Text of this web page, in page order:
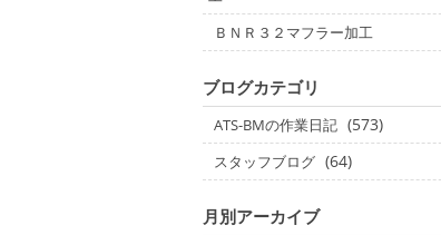
ＢＮＲ３２マフラー加工
ブログカテゴリ
ATS-BMの作業日記 (573)
スタッフブログ (64)
月別アーカイブ